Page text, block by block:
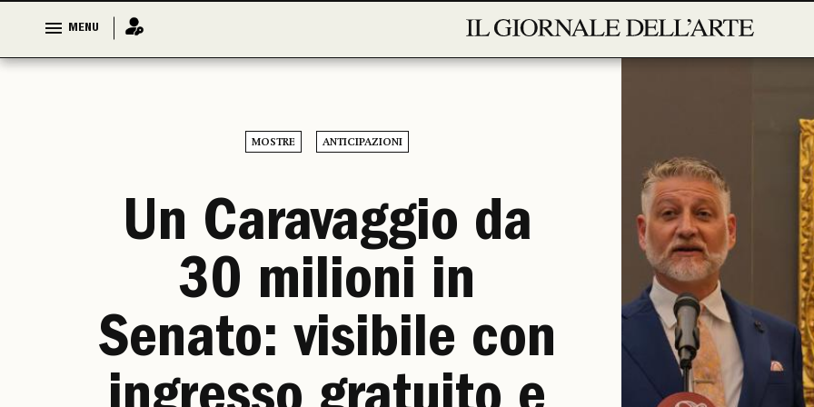
MENU
MENU
MOSTRE ANTICIPAZIONI
Un Caravaggio da
30 milioni in
Senato: visibile con